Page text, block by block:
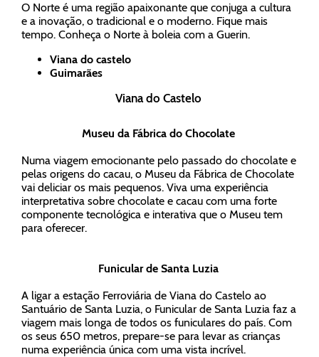
O Norte é uma região apaixonante que conjuga a cultura
e a inovação, o tradicional e o moderno. Fique mais
tempo. Conheça o Norte à boleia com a Guerin.
Viana do castelo
Guimarães
Viana do Castelo
Museu da Fábrica do Chocolate
Numa viagem emocionante pelo passado do chocolate e
pelas origens do cacau, o Museu da Fábrica de Chocolate
vai deliciar os mais pequenos. Viva uma experiência
interpretativa sobre chocolate e cacau com uma forte
componente tecnológica e interativa que o Museu tem
para oferecer.
Funicular de Santa Luzia
A ligar a estação Ferroviária de Viana do Castelo ao
Santuário de Santa Luzia, o Funicular de Santa Luzia faz a
viagem mais longa de todos os funiculares do país. Com
os seus 650 metros, prepare-se para levar as crianças
numa experiência única com uma vista incrível.